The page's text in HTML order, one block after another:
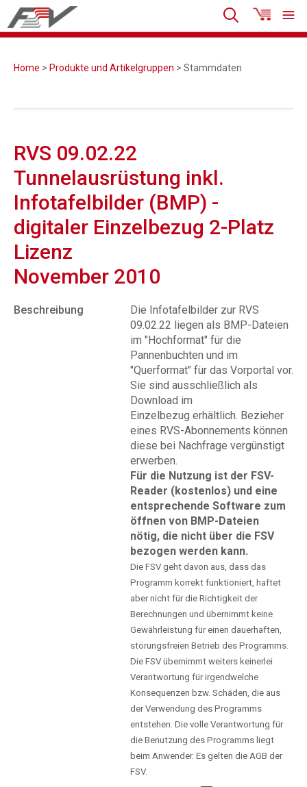
Home > Produkte und Artikelgruppen > Stammdaten
RVS 09.02.22
Tunnelausrüstung inkl.
Infotafelbilder (BMP) -
digitaler Einzelbezug 2-Platz
Lizenz
November 2010
Beschreibung
Die Infotafelbilder zur RVS
09.02.22 liegen als BMP-Dateien
im "Hochformat" für die
Pannenbuchten und im
"Querformat" für das Vorportal vor.
Sie sind ausschließlich als
Download im
Einzelbezug erhältlich. Bezieher
eines RVS-Abonnements können
diese bei Nachfrage vergünstigt
erwerben.
Für die Nutzung ist der FSV-
Reader (kostenlos) und eine
entsprechende Software zum
öffnen von BMP-Dateien
nötig, die nicht über die FSV
bezogen werden kann.
Die FSV geht davon aus, dass das
Programm korrekt funktioniert, haftet
aber nicht für die Richtigkeit der
Berechnungen und übernimmt keine
Gewährleistung für einen dauerhaften,
störungsfreien Betrieb des Programms.
Die FSV übernimmt weiters keinerlei
Verantwortung für irgendwelche
Konsequenzen bzw. Schäden, die aus
der Verwendung des Programms
entstehen. Die volle Verantwortung für
die Benutzung des Programms liegt
beim Anwender. Es gelten die AGB der
FSV.